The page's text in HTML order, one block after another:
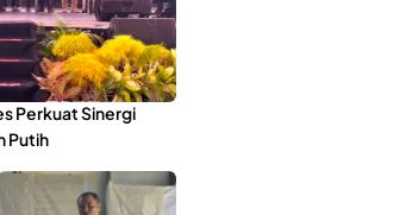
Perkuat Sinergi
Putih